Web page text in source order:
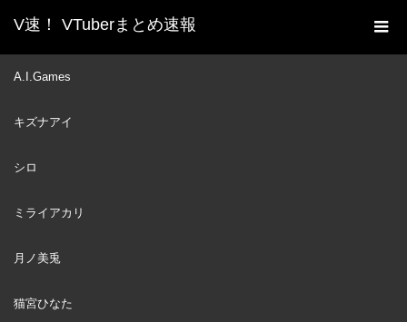
V速！ VTuberまとめ速報
A.I.Games
キズナアイ
シロ
ミライアカリ
月ノ美兎
猫宮ひなた
ホーム
新着動画一覧
29